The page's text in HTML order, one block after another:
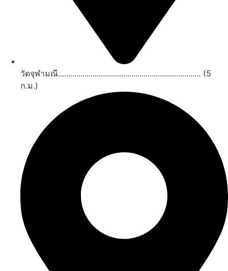
วัดจุฬามณี...................................................................... (5
ก.ม.)